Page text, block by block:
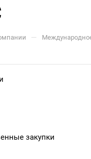
—
закупки